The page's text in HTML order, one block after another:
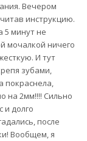
Вечером
инструкцию.
5 минут не
мочалкой ничего
И тут
зубами,
покраснела,
на 2мм!!!! Сильно
и долго
после
Вообщем, я